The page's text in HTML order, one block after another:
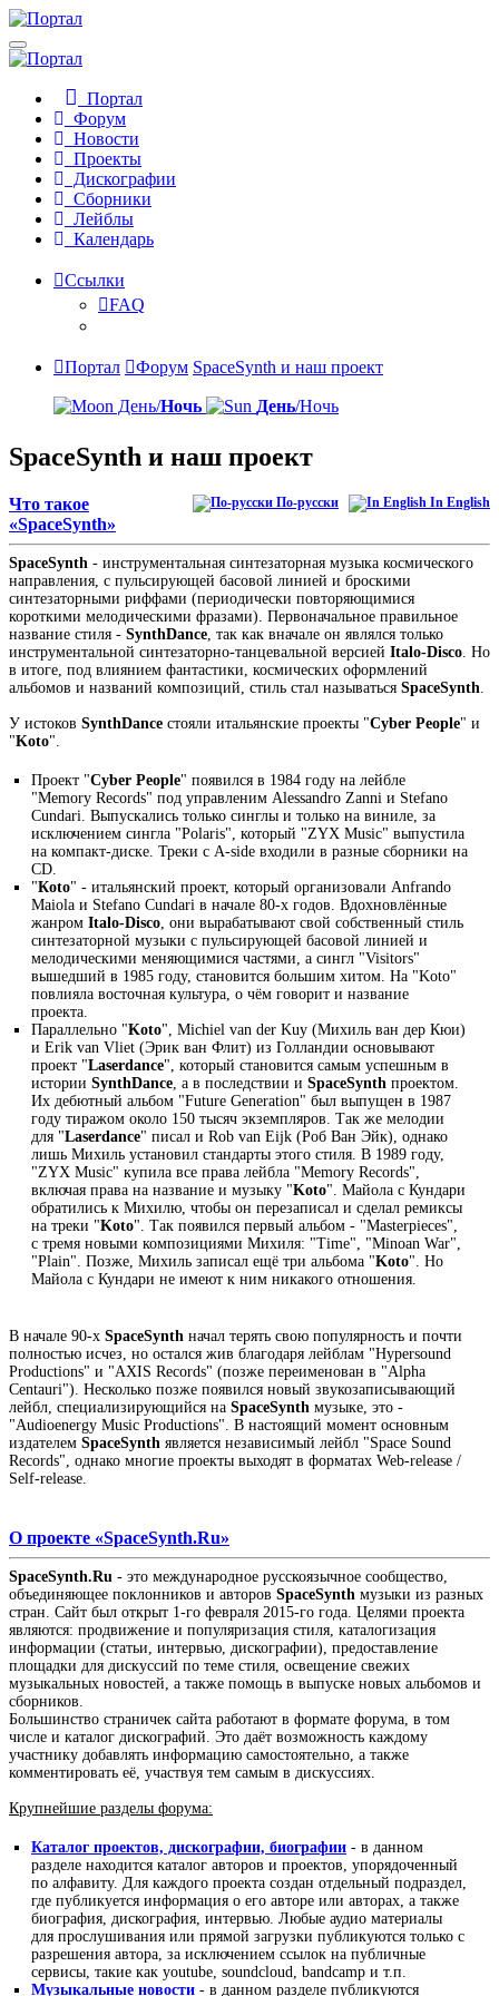
Портал
Форум
Новости
Проекты
Дискографии
Сборники
Лейблы
Календарь
Ссылки
FAQ
Портал Форум SpaceSynth и наш проект
День/Ночь День/Ночь
SpaceSynth и наш проект
По-русски In English
Что такое
«SpaceSynth»
SpaceSynth - инструментальная синтезаторная музыка космического
направления, с пульсирующей басовой линией и броскими
синтезаторными риффами (периодически повторяющимися
короткими мелодическими фразами). Первоначальное правильное
название стиля - SynthDance , так как вначале он являлся только
инструментальной синтезаторно-танцевальной версией Italo-Disco . Но
в итоге, под влиянием фантастики, космических оформлений
альбомов и названий композиций, стиль стал называться SpaceSynth
У истоков SynthDance стояли итальянские проекты "Cyber People" и
"Koto".
Проект "Cyber People" появился в 1984 году на лейбле
"Memory Records" под управленим Alessandro Zanni и Stefano
Cundari. Выпускались только синглы и только на виниле, за
исключением сингла "Polaris", который "ZYX Music" выпустила
на компакт-диске. Треки с A-side входили в разные сборники на
CD.
"Кoto" - итальянский проект, который организовали Anfrando
Maiola и Stefano Cundari в начале 80-х годов. Вдохновлённые
жанром Italo-Disco , они вырабатывают свой собственный стиль
синтезаторной музыки с пульсирующей басовой линией и
мелодическими меняющимися частями, а сингл "Visitors"
вышедший в 1985 году, становится большим хитом. На "Koto"
повлияла восточная культура, о чём говорит и название
проекта.
Параллельно "Koto", Michiel van der Kuy (Михиль ван дер Кюи)
и Erik van Vliet (Эрик ван Флит) из Голландии основывают
проект "Laserdance", который становится самым успешным в
истории SynthDance , а в последствии и SpaceSynth проектом.
Их дебютный альбом "Future Generation" был выпущен в 1987
году тиражом около 150 тысяч экземпляров. Так же мелодии
для "Laserdance" писал и Rob van Eijk (Роб Ван Эйк), однако
лишь Михиль установил стандарты этого стиля. В 1989 году,
"ZYX Music" купила все права лейбла "Memory Records",
включая права на название и музыку "Koto". Майола с Кундари
обратились к Михилю, чтобы он перезаписал и сделал ремиксы
на треки "Koto". Так появился первый альбом - "Masterpieces",
с тремя новыми композициями Михиля: "Time", "Minoan War",
"Plain". Позже, Михиль записал ещё три альбома "Koto". Но
Майола с Кундари не имеют к ним никакого отношения.
В начале 90-х SpaceSynth начал терять свою популярность и почти
полностью исчез, но остался жив благодаря лейблам "Hypersound
Productions" и "AXIS Records" (позже переименован в "Alpha
Centauri"). Несколько позже появился новый звукозаписывающий
лейбл, специализирующийся на SpaceSynth музыке, это -
"Audioenergy Music Productions". В настоящий момент основным
издателем SpaceSynth является независимый лейбл "Space Sound
Records", однако многие проекты выходят в форматах Web-release /
Self-release.
О проекте «SpaceSynth.Ru»
SpaceSynth.Ru - это международное русскоязычное сообщество,
объединяющее поклонников и авторов SpaceSynth музыки из разных
стран. Сайт был открыт 1-го февраля 2015-го года. Целями проекта
являются: продвижение и популяризация стиля, каталогизация
информации (статьи, интервью, дискографии), предоставление
площадки для дискуссий по теме стиля, освещение свежих
музыкальных новостей, а также помощь в выпуске новых альбомов и
сборников.
Большинство страничек сайта работают в формате форума, в том
числе и каталог дискографий. Это даёт возможность каждому
участнику добавлять информацию самостоятельно, а также
комментировать её, участвуя тем самым в дискуссиях.
Крупнейшие разделы форума:
Каталог проектов, дискографии, биографии - в данном
разделе находится каталог авторов и проектов, упорядоченный
по алфавиту. Для каждого проекта создан отдельный подраздел,
где публикуется информация о его авторе или авторах, а также
биография, дискография, интервью. Любые аудио материалы
для прослушивания или прямой загрузки публикуются только с
разрешения автора, за исключением ссылок на публичные
сервисы, такие как youtube, soundcloud, bandcamp и т.п.
Музыкальные новости - в данном разделе публикуются